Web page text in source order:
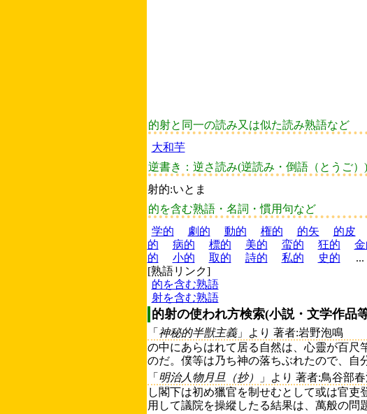
的射と同一の読み又は似た読み熟語など
大和芋
逆書き：逆さ読み(逆読み・倒語（とうご）)
射的:いとま
的を含む熟語・名詞・慣用句など
学的
劇的 動的 権的 的矢 的皮
的
病的 標的 美的 蛮的 狂的
的
小的 取的 詩的 私的 史的
...
[熟語リンク]
的を含む熟語
射を含む熟語
的射の使われ方検索(小説・文学作品
「 神秘的半獣主義」より 著者:岩野泡鳴
の中にあらはれて居る自然は、心靈が百尺
のだ。僕等は乃ち神の落ちぶれたので、自
「 明治人物月旦（抄）
」より 著者:鳥谷部
し閣下は初め獵官を制せむとして或は官
用して議院を操縱したる結果は、萬般の問